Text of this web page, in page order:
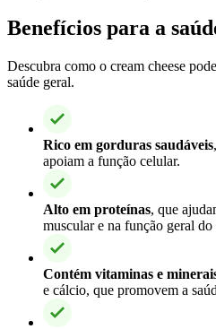
Benefícios para a
Descubra como o cream cheese
saúde geral.
Rico em gorduras saudáveis
apoiam a função celular.
Alto em proteínas, que
muscular e na função geral do
Contém vitaminas e
e cálcio, que promovem a